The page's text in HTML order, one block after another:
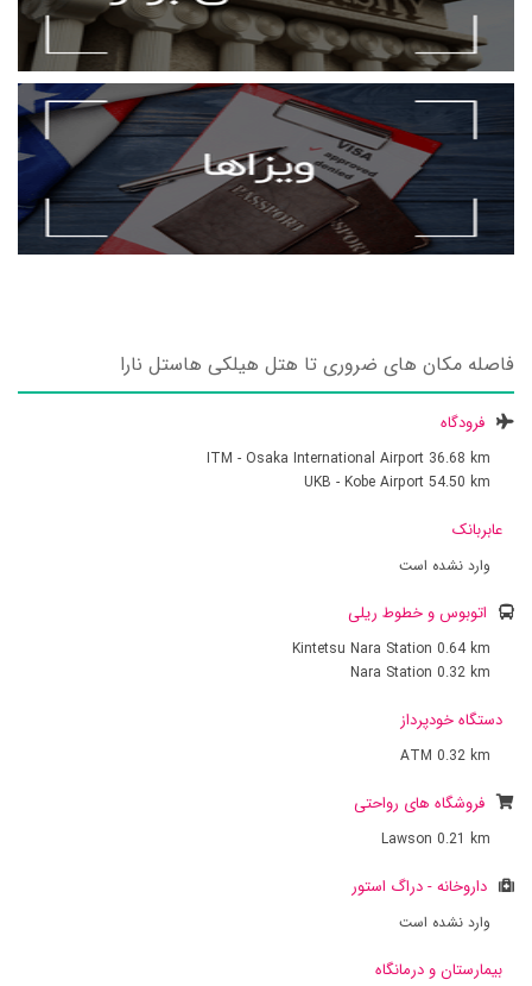
فاصله مکان های ضروری تا هتل هیلکی هاستل نارا
فرودگاه
ITM - Osaka International Airport 36.68 km
UKB - Kobe Airport 54.50 km
عابربانک
وارد نشده است
اتوبوس و خطوط ریلی
Kintetsu Nara Station 0.64 km
Nara Station 0.32 km
دستگاه خودپرداز
ATM 0.32 km
فروشگاه های رواحتی
Lawson 0.21 km
داروخانه - دراگ استور
وارد نشده است
بیمارستان و درمانگاه